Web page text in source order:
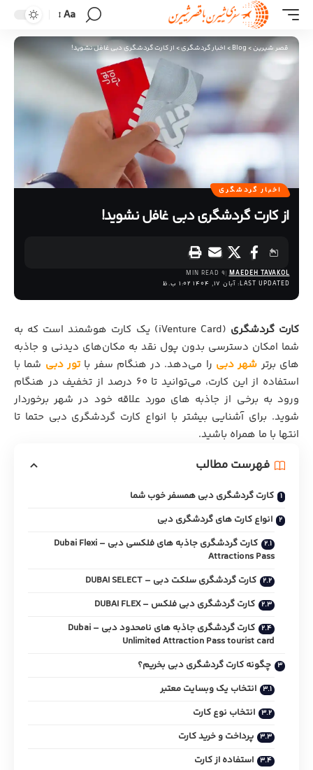
Aa
قصر شیرین>
Blog
>اخبار گردشگری>از کارت گردشگری دبی غافل نشوید!
اخبار گردشگری
از کارت گردشگری دبی غافل نشوید!
LAST UPDATED: آبان 17, 1404 1:02 ب.ظ
MAEDEH TAVAKOL
9 MIN READ
کارت گردشگری
(iVenture Card) یک کارت هوشمند است که به
شما امکان دسترسی بدون پول نقد به مکان‌های دیدنی و جاذبه
‌های برتر شهر دبی را می‌دهد. در هنگام سفر باتور دبی شما با
استفاده از این کارت، می‌توانید تا 60 درصد از تخفیف در هنگام
ورود به برخی از جاذبه های مورد علاقه خود در شهر برخوردار
شوید. برای آشنایی بیشتر با انواع کارت گردشگری دبی حتما تا
انتها با ما همراه باشید.
فهرست مطالب
کارت گردشگري دبی همسفر خوب شما
انواع کارت ‌های گردشگری دبی
کارت گردشگري جاذبه های فلکسی دبی – Dubai Flexi
Attractions Pass
کارت گردشگری سلکت دبی – DUBAI SELECT
کارت گردشگري دبی فلکس – DUBAI FLEX
کارت گردشگری جاذبه های نامحدود دبی – Dubai
Unlimited Attraction Pass tourist card
چگونه کارت گردشگري دبی بخریم؟
انتخاب یک وبسایت معتبر
انتخاب نوع کارت
پرداخت و خرید کارت
استفاده از کارت